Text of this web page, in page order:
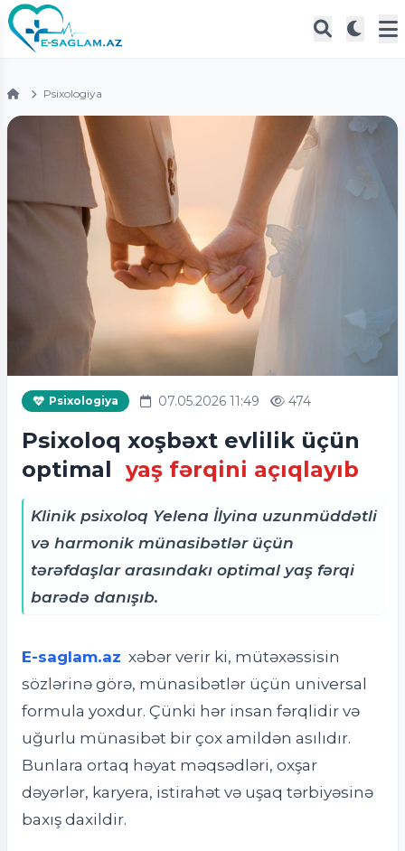
Psixologiya
Psixologiya 07.05.2026 11:49 474
Psixoloq xoşbəxt evlilik üçün
optimal yaş fərqini açıqlayıb
Klinik psixoloq Yelena İlyina uzunmüddətli
və harmonik münasibətlər üçün
tərəfdaşlar arasındakı optimal yaş fərqi
barədə danışıb.
E-saglam.az xəbər verir ki, mütəxəssisin
sözlərinə görə, münasibətlər üçün universal
formula yoxdur. Çünki hər insan fərqlidir və
uğurlu münasibət bir çox amildən asılıdır.
Bunlara ortaq həyat məqsədləri, oxşar
dəyərlər, karyera, istirahət və uşaq tərbiyəsinə
baxış daxildir.